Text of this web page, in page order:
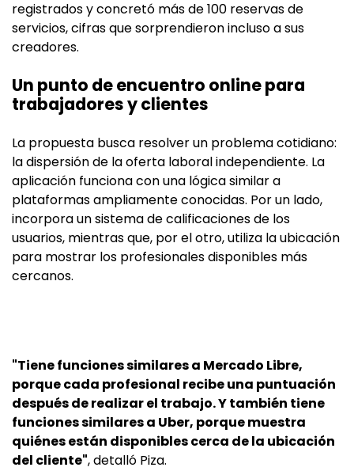
registrados y concretó más de 100 reservas de
servicios, cifras que sorprendieron incluso a sus
creadores.
Un punto de encuentro online para
trabajadores y clientes
La propuesta busca resolver un problema cotidiano:
la dispersión de la oferta laboral independiente. La
aplicación funciona con una lógica similar a
plataformas ampliamente conocidas. Por un lado,
incorpora un sistema de calificaciones de los
usuarios, mientras que, por el otro, utiliza la ubicación
para mostrar los profesionales disponibles más
cercanos.
"Tiene funciones similares a Mercado Libre,
porque cada profesional recibe una puntuación
después de realizar el trabajo. Y también tiene
funciones similares a Uber, porque muestra
quiénes están disponibles cerca de la ubicación
del cliente", detalló Piza.